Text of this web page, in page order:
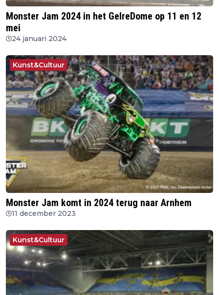
Monster Jam 2024 in het GelreDome op 11 en 12
mei
24 januari 2024
Kunst&Cultuur
Monster Jam komt in 2024 terug naar Arnhem
11 december 2023
Kunst&Cultuur